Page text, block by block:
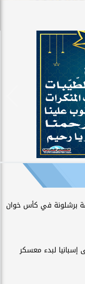
برشلونة في كأس خوان
إسبانيا لبدء معسكر